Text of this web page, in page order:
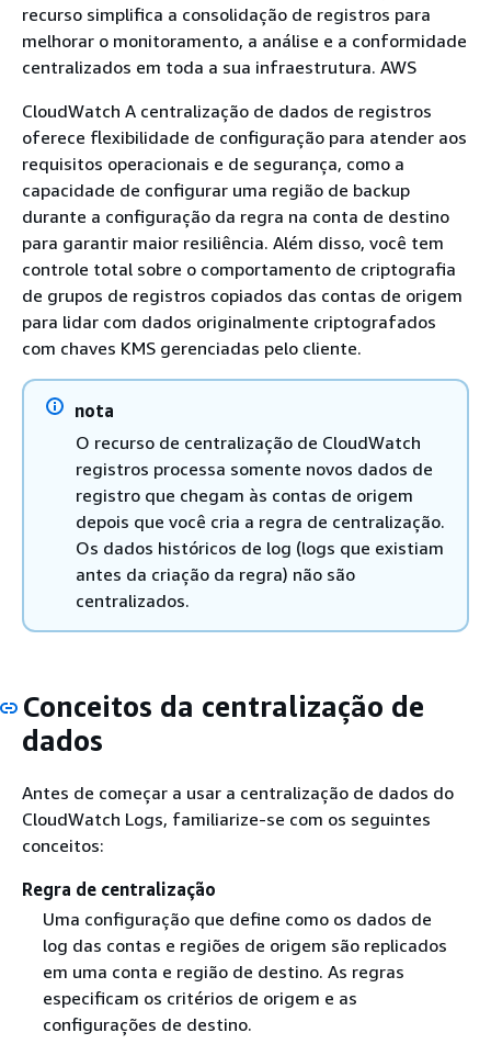
recurso simplifica a consolidação de registros para
melhorar o monitoramento, a análise e a conformidade
centralizados em toda a sua infraestrutura. AWS
CloudWatch A centralização de dados de registros
oferece flexibilidade de configuração para atender aos
requisitos operacionais e de segurança, como a
capacidade de configurar uma região de backup
durante a configuração da regra na conta de destino
para garantir maior resiliência. Além disso, você tem
controle total sobre o comportamento de criptografia
de grupos de registros copiados das contas de origem
para lidar com dados originalmente criptografados
com chaves KMS gerenciadas pelo cliente.
nota
O recurso de centralização de CloudWatch
registros processa somente novos dados de
registro que chegam às contas de origem
depois que você cria a regra de centralização.
Os dados históricos de log (logs que existiam
antes da criação da regra) não são
centralizados.
Conceitos da centralização de
dados
Antes de começar a usar a centralização de dados do
CloudWatch Logs, familiarize-se com os seguintes
conceitos:
Regra de centralização
Uma configuração que define como os dados de
log das contas e regiões de origem são replicados
em uma conta e região de destino. As regras
especificam os critérios de origem e as
configurações de destino.